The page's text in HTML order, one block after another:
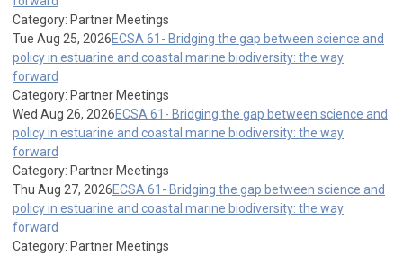
Category: Partner Meetings
Tue Aug 25, 2026ECSA 61- Bridging the gap between science and
policy in estuarine and coastal marine biodiversity: the way
forward
Category: Partner Meetings
Wed Aug 26, 2026ECSA 61- Bridging the gap between science and
policy in estuarine and coastal marine biodiversity: the way
forward
Category: Partner Meetings
Thu Aug 27, 2026ECSA 61- Bridging the gap between science and
policy in estuarine and coastal marine biodiversity: the way
forward
Category: Partner Meetings